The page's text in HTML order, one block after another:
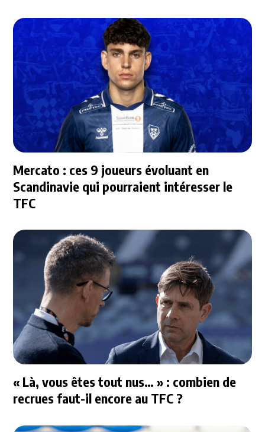
Mercato : ces 9 joueurs évoluant en
Scandinavie qui pourraient intéresser le
TFC
« Là, vous êtes tout nus… » : combien de
recrues faut-il encore au TFC ?